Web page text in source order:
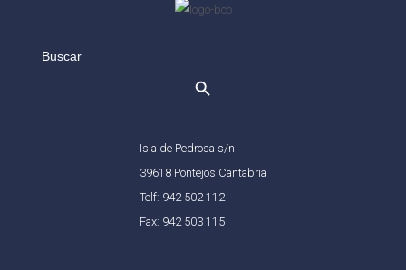
for:
Isla de Pedrosa s/n
39618 Pontejos Cantabria
Telf: 942 502 112
Fax: 942 503 115